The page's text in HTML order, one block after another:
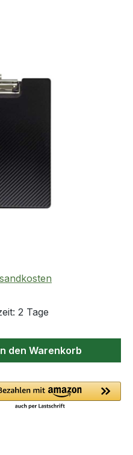
2 Tage
den
den Warenkorb